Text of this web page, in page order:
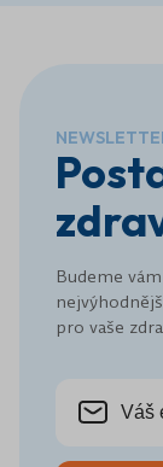
Budeme
pro vaše